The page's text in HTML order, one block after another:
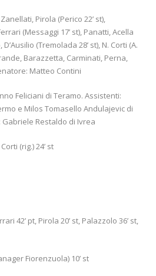
Zanellati, Pirola (Perico 22’ st),
(Messaggi 17’ st), Panatti, Acella
(Tremolada 28’ st), N. Corti (A.
Barazzetta, Carminati, Perna,
Matteo Contini
Feliciani di Teramo. Assistenti:
e Milos Tomasello Andulajevic di
Restaldo di Ivrea
(rig.) 24’ st
42’ pt, Pirola 20’ st, Palazzolo 36’ st,
Fiorenzuola) 10’ st